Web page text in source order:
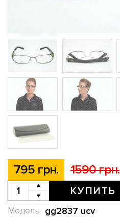
795 грн. 1590 грн.
КУПИТЬ
gg2837 ucv
Модель